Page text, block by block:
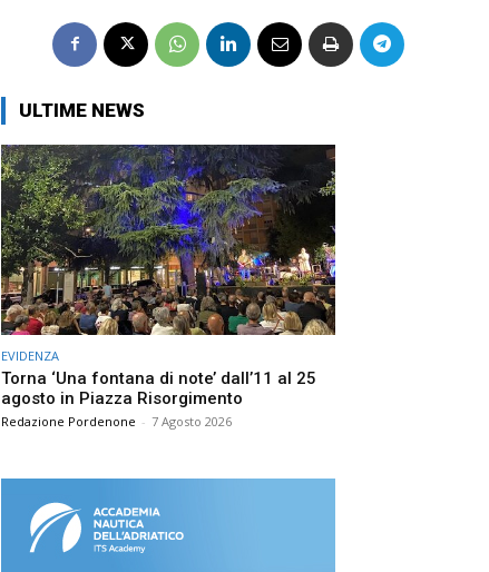
ULTIME NEWS
EVIDENZA
Torna ‘Una fontana di note’ dall’11 al 25
agosto in Piazza Risorgimento
Redazione Pordenone - 7 Agosto 2026